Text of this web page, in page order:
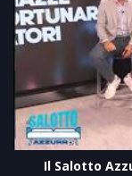
Il Salotto